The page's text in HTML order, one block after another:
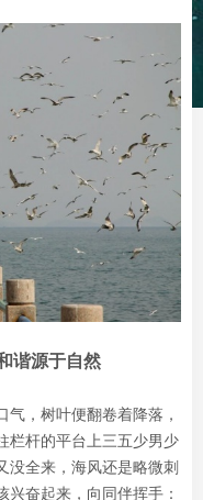
谐源于自然
，树叶便翻卷着降落，
栏杆的平台上三五少男少
没全来，海风还是略微刺
奋起来，向同伴挥手：